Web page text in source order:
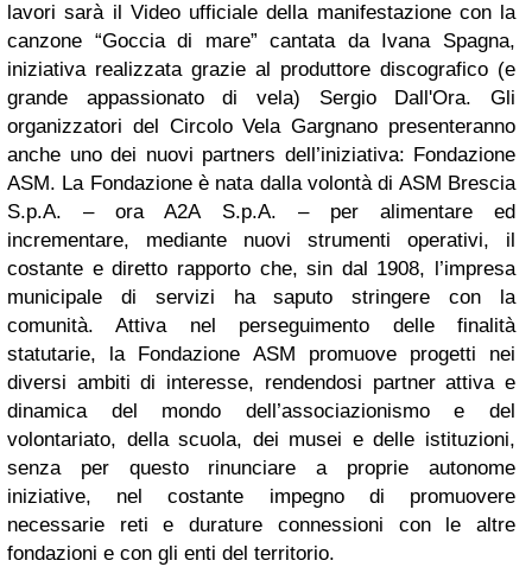
lavori sarà il Video ufficiale della manifestazione con la
canzone “Goccia di mare” cantata da Ivana Spagna,
iniziativa realizzata grazie al produttore discografico (e
grande appassionato di vela) Sergio Dall'Ora. Gli
organizzatori del Circolo Vela Gargnano presenteranno
anche uno dei nuovi partners dell’iniziativa: Fondazione
ASM. La Fondazione è nata dalla volontà di ASM Brescia
S.p.A. – ora A2A S.p.A. – per alimentare ed
incrementare, mediante nuovi strumenti operativi, il
costante e diretto rapporto che, sin dal 1908, l’impresa
municipale di servizi ha saputo stringere con la
comunità. Attiva nel perseguimento delle finalità
statutarie, la Fondazione ASM promuove progetti nei
diversi ambiti di interesse, rendendosi partner attiva e
dinamica del mondo dell’associazionismo e del
volontariato, della scuola, dei musei e delle istituzioni,
senza per questo rinunciare a proprie autonome
iniziative, nel costante impegno di promuovere
necessarie reti e durature connessioni con le altre
fondazioni e con gli enti del territorio.